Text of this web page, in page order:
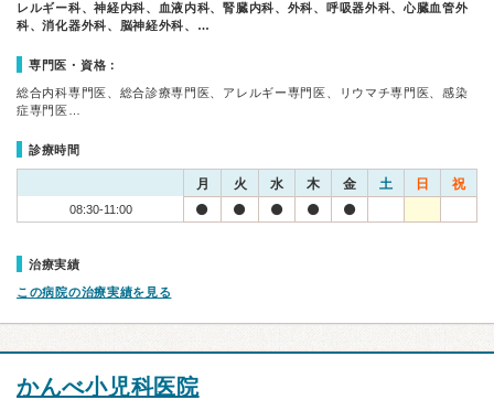
レルギー科、神経内科、血液内科、腎臓内科、外科、呼吸器外科、心臓血管外
科、消化器外科、脳神経外科、…
専門医・資格：
総合内科専門医、総合診療専門医、アレルギー専門医、リウマチ専門医、感染
症専門医…
診療時間
月 火 水 木 金 土 日 祝
08:30-11:00
治療実績
この病院の治療実績を見る
かんべ小児科医院